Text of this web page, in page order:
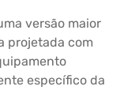
versão maior
projetada com
específico da